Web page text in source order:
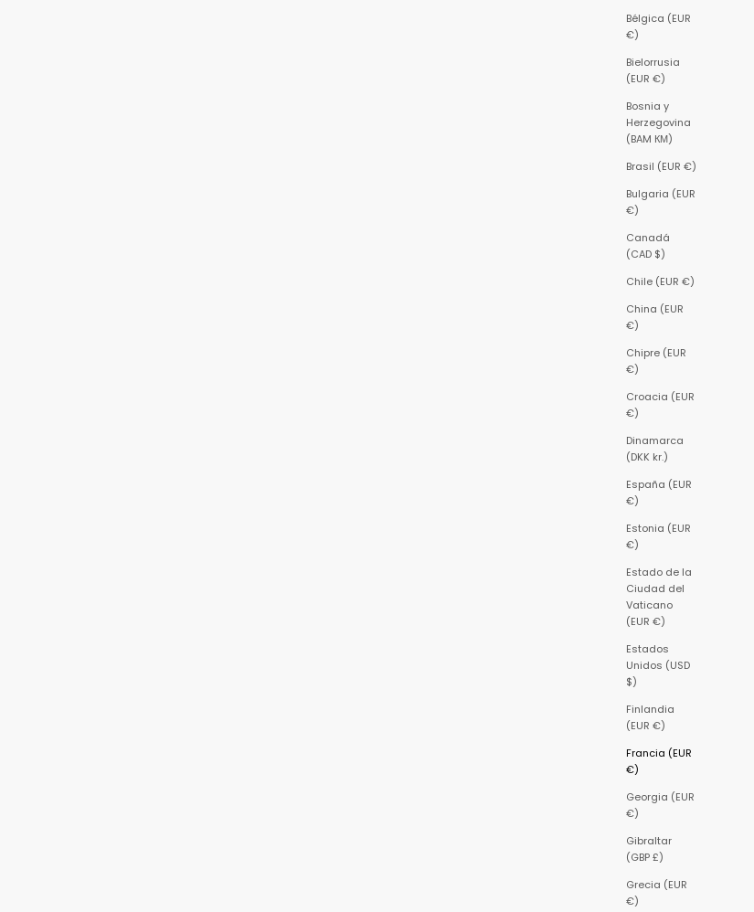
Bélgica (EUR
€)
Bielorrusia
(EUR €)
Bosnia y
Herzegovina
(BAM КМ)
Brasil (EUR €)
Bulgaria (EUR
€)
Canadá
(CAD $)
Chile (EUR €)
China (EUR
€)
Chipre (EUR
€)
Croacia (EUR
€)
Dinamarca
(DKK kr.)
España (EUR
€)
Estonia (EUR
€)
Estado de la
Ciudad del
Vaticano
(EUR €)
Estados
Unidos (USD
$)
Finlandia
(EUR €)
Francia (EUR
€)
Georgia (EUR
€)
Gibraltar
(GBP £)
Grecia (EUR
€)